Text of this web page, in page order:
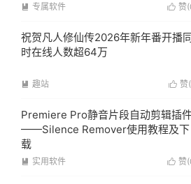
 赞(
 专属软件
祝贺凡人修仙传2026年新年番开播
时在线人数超64万
 赞(
 趣站
Premiere Pro静音片段自动剪辑插
——Silence Remover使用教程及下
载
 赞(
 实用软件